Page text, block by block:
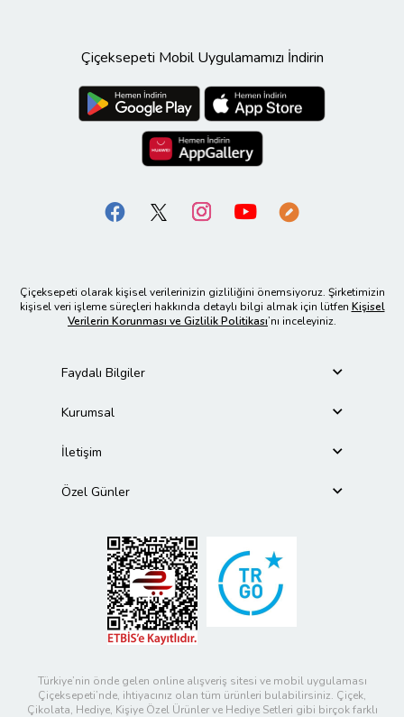
Çiçeksepeti Mobil Uygulamamızı İndirin
Çiçeksepeti olarak kişisel verilerinizin gizliliğini önemsiyoruz. Şirketimizin
kişisel veri işleme süreçleri hakkında detaylı bilgi almak için lütfen Kişisel
Verilerin Korunması ve Gizlilik Politikası’nı inceleyiniz.
Faydalı Bilgiler
Kurumsal
İletişim
Özel Günler
Türkiye’nin önde gelen online alışveriş sitesi ve mobil uygulaması
Çiçeksepeti’nde, ihtiyacınız olan tüm ürünleri bulabilirsiniz. Çiçek,
Çikolata, Hediye, Kişiye Özel Ürünler ve Hediye Setleri gibi birçok farklı